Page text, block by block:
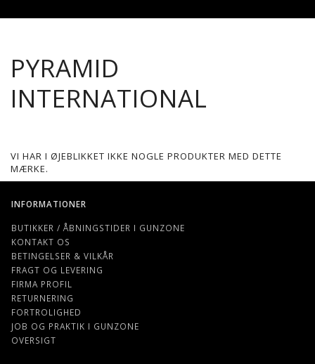
PYRAMID
INTERNATIONAL
VI HAR I ØJEBLIKKET IKKE NOGLE PRODUKTER MED DETTE
MÆRKE.
INFORMATIONER
BUTIKKER / ÅBNINGSTIDER I GUNZONE
KONTAKT OS
BETINGELSER & VILKÅR
FRAGT OG LEVERING
FIRMA PROFIL
RETURNERING
FORTROLIGHED
JOB OG PRAKTIK I GUNZONE
OVERSIGT